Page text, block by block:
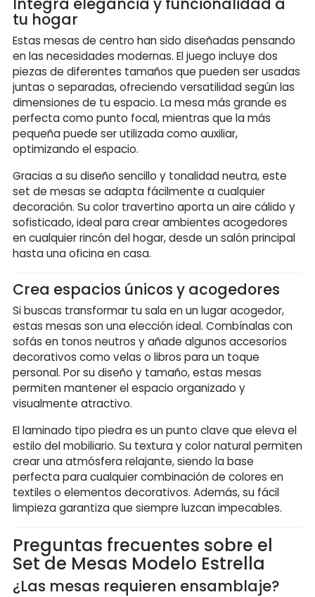
tu hogar
Estas mesas de centro han sido diseñadas pensando
en las necesidades modernas. El juego incluye dos
piezas de diferentes tamaños que pueden ser usadas
juntas o separadas, ofreciendo versatilidad según las
dimensiones de tu espacio. La mesa más grande es
perfecta como punto focal, mientras que la más
pequeña puede ser utilizada como auxiliar,
optimizando el espacio.
Gracias a su diseño sencillo y tonalidad neutra, este
set de mesas se adapta fácilmente a cualquier
decoración. Su color travertino aporta un aire cálido y
sofisticado, ideal para crear ambientes acogedores
en cualquier rincón del hogar, desde un salón principal
hasta una oficina en casa.
Crea espacios únicos y acogedores
Si buscas transformar tu sala en un lugar acogedor,
estas mesas son una elección ideal. Combínalas con
sofás en tonos neutros y añade algunos accesorios
decorativos como velas o libros para un toque
personal. Por su diseño y tamaño, estas mesas
permiten mantener el espacio organizado y
visualmente atractivo.
El laminado tipo piedra es un punto clave que eleva el
estilo del mobiliario. Su textura y color natural permiten
crear una atmósfera relajante, siendo la base
perfecta para cualquier combinación de colores en
textiles o elementos decorativos. Además, su fácil
limpieza garantiza que siempre luzcan impecables.
Preguntas frecuentes sobre el
Set de Mesas Modelo Estrella
¿Las mesas requieren ensamblaje?